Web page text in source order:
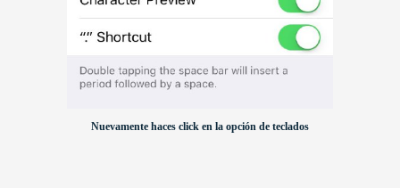
Nuevamente haces click en la opción de teclados